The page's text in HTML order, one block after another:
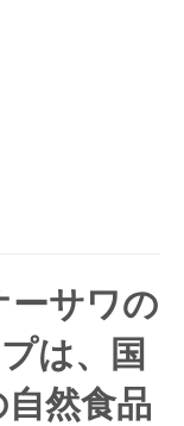
ーサワの
は、国
自然食品